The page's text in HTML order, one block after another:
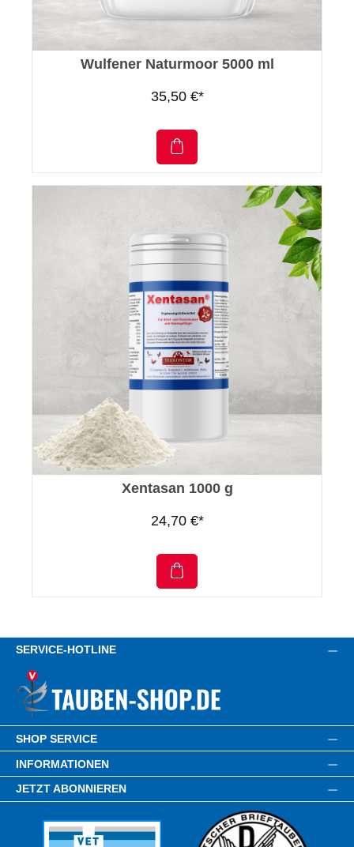
Wulfener Naturmoor 5000 ml
35,50 €*
Xentasan 1000 g
24,70 €*
SERVICE-HOTLINE
SHOP SERVICE
INFORMATIONEN
JETZT ABONNIEREN